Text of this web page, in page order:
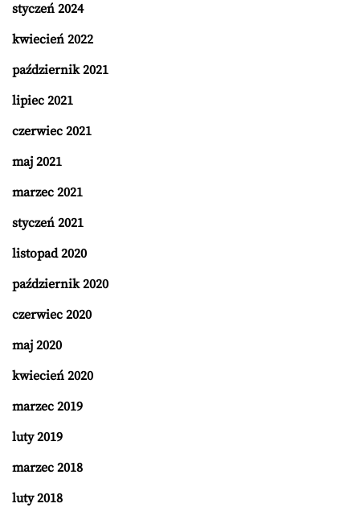
styczeń 2024
kwiecień 2022
październik 2021
lipiec 2021
czerwiec 2021
maj 2021
marzec 2021
styczeń 2021
listopad 2020
październik 2020
czerwiec 2020
maj 2020
kwiecień 2020
marzec 2019
luty 2019
marzec 2018
luty 2018